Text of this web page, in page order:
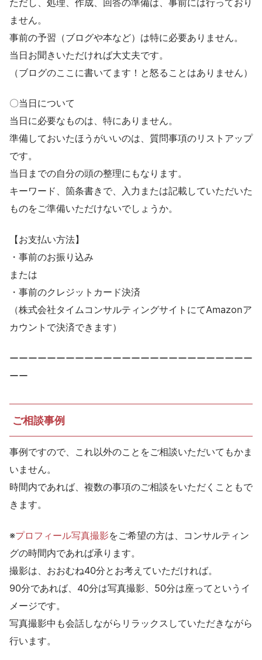
ません。
事前の予習（ブログや本など）は特に必要ありません。
当日お聞きいただければ大丈夫です。
（ブログのここに書いてます！と怒ることはありません）
〇当日について
当日に必要なものは、特にありません。
準備しておいたほうがいいのは、質問事項のリストアップ
です。
当日までの自分の頭の整理にもなります。
キーワード、箇条書きで、入力または記載していただいた
ものをご準備いただけないでしょうか。
【お支払い方法】
・事前のお振り込み
または
・事前のクレジットカード決済
（株式会社タイムコンサルティングサイトにてAmazonア
カウントで決済できます）
ーーーーーーーーーーーーーーーーーーーーーーーーーー
ーー
ご相談事例
事例ですので、これ以外のことをご相談いただいてもかま
いません。
時間内であれば、複数の事項のご相談をいただくこともで
きます。
※プロフィール写真撮影をご希望の方は、コンサルティン
グの時間内であれば承ります。
撮影は、おおむね40分とお考えていただければ。
90分であれば、40分は写真撮影、50分は座ってというイ
メージです。
写真撮影中も会話しながらリラックスしていただきながら
行います。